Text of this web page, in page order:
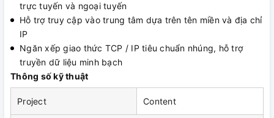
trực tuyến và ngoại tuyến
Hỗ trợ truy cập vào trung tâm dựa trên tên miền và địa chỉ
IP
Ngăn xếp giao thức TCP / IP tiêu chuẩn nhúng, hỗ trợ
truyền dữ liệu minh bạch
Thông số kỹ thuật
Project Content